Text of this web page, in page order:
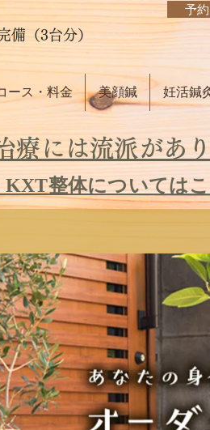
備（3台分）
予
ース・料金 美顔鍼 妊活鍼
療には流派があ
整体については